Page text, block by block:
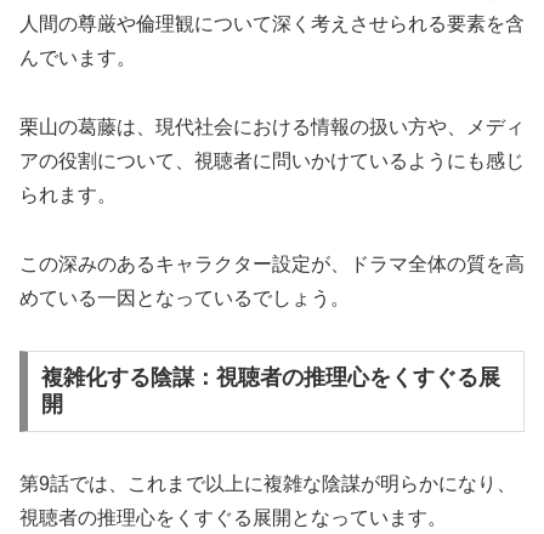
人間の尊厳や倫理観について深く考えさせられる要素を含
んでいます。
栗山の葛藤は、現代社会における情報の扱い方や、メディ
アの役割について、視聴者に問いかけているようにも感じ
られます。
この深みのあるキャラクター設定が、ドラマ全体の質を高
めている一因となっているでしょう。
複雑化する陰謀：視聴者の推理心をくすぐる展
開
第9話では、これまで以上に複雑な陰謀が明らかになり、
視聴者の推理心をくすぐる展開となっています。